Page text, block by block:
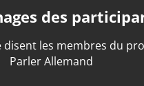
des
disent les membres du
Parler Allemand